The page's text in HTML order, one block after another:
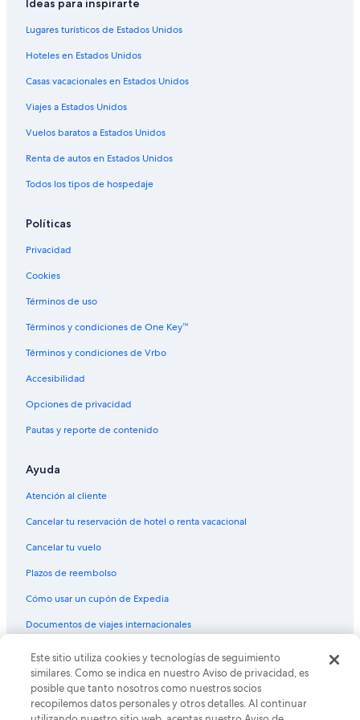
Hoteles 5 estrellas en Mürren
Cabañas en Mürren
Casas de campo en Mürren
Chalets en Mürren
Hoteles en Mürren
Hoteles cerca de Lago de Brienz
Hoteles en Iseltwald
Hoteles en Rosenlaui
Hoteles cerca de Observatorio Sphinx de Jungfraujoch
Hoteles 4 estrellas en Axalp
Hostales en Wengen
Hoteles con concierge en Wengen
Ideas para inspirarte
Lugares turísticos de Estados Unidos
Hoteles en Estados Unidos
Casas vacacionales en Estados Unidos
Viajes a Estados Unidos
Vuelos baratos a Estados Unidos
Renta de autos en Estados Unidos
Todos los tipos de hospedaje
Políticas
Privacidad
Cookies
Términos de uso
Términos y condiciones de One Key™
Términos y condiciones de Vrbo
Accesibilidad
Opciones de privacidad
Pautas y reporte de contenido
Ayuda
Atención al cliente
Cancelar tu reservación de hotel o renta vacacional
Cancelar tu vuelo
Plazos de reembolso
Cómo usar un cupón de Expedia
Documentos de viajes internacionales
© 2026 Expedia, Inc., una empresa de Expedia Group. Todos los
derechos reservados. Expedia y el logo de Expedia son marcas
registradas o marcas comerciales de Expedia, Inc. CST# 2029030-50.
Este sitio utiliza cookies y tecnologías de seguimiento
similares. Como se indica en nuestro Aviso de privacidad, es
posible que tanto nosotros como nuestros socios
recopilemos datos personales y otros detalles. Al continuar